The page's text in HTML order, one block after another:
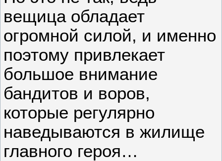
вещица обладает
огромной силой, и именно
поэтому привлекает
большое внимание
бандитов и воров,
которые регулярно
наведываются в жилище
главного героя…